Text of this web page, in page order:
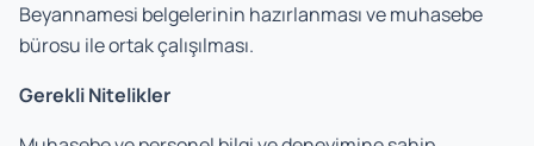
Beyannamesi belgelerinin hazırlanması ve muhasebe
bürosu ile ortak çalışılması.
Gerekli Nitelikler